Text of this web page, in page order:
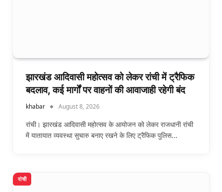
झारखंड आदिवासी महोत्सव को लेकर रांची में ट्रैफिक
बदलाव, कई मार्गों पर वाहनों की आवाजाही रहेगी बंद
khabar August 8, 2026
रांची। झारखंड आदिवासी महोत्सव के आयोजन को लेकर राजधानी रांची
में यातायात व्यवस्था सुचारु बनाए रखने के लिए ट्रैफिक पुलिस…
रांची